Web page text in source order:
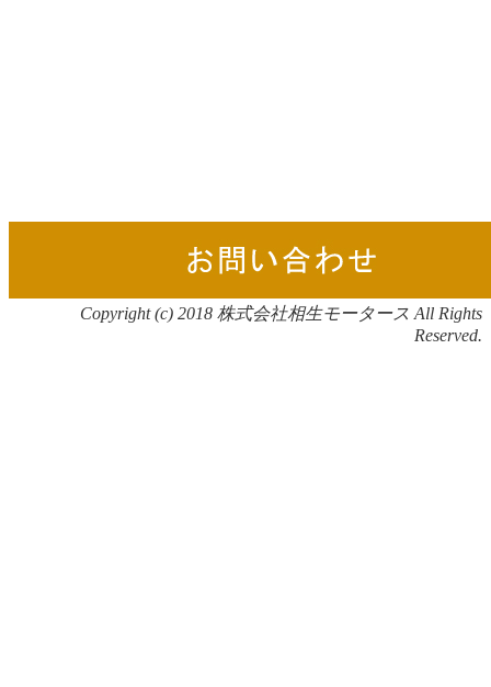
Copyright (c) 2018 株式会社相生モータース All Rights
Reserved.